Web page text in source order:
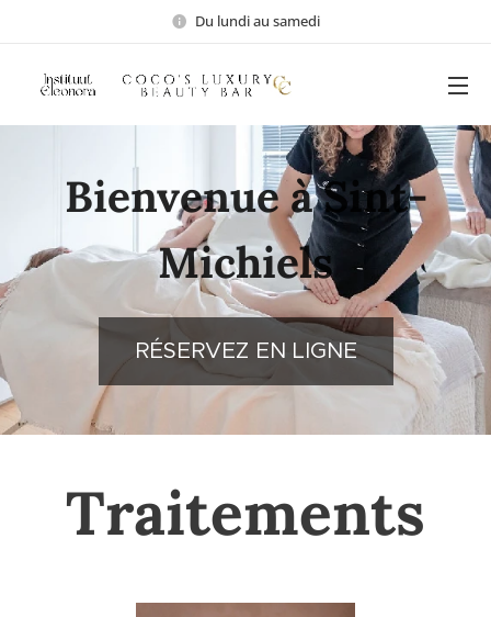
Du lundi au samedi
Bienvenue à Sint-
Michiels
RÉSERVEZ EN LIGNE
Traitements